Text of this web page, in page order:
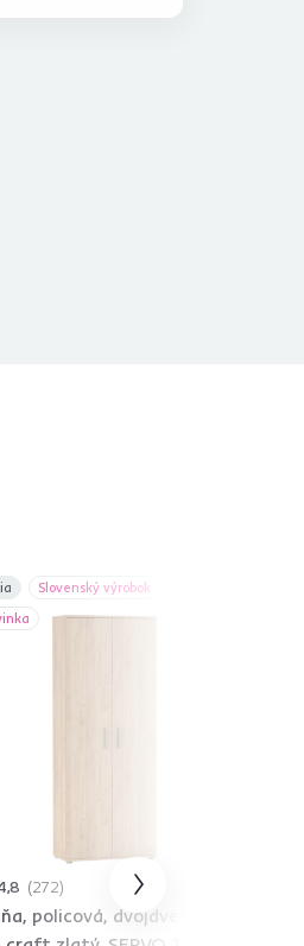
Slovenský výrobok
272
policová, dvojdverová,